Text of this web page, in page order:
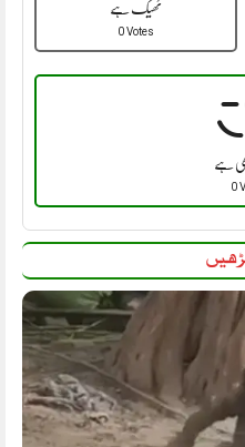
ٹھیک ہے
0 Votes
ہے
0